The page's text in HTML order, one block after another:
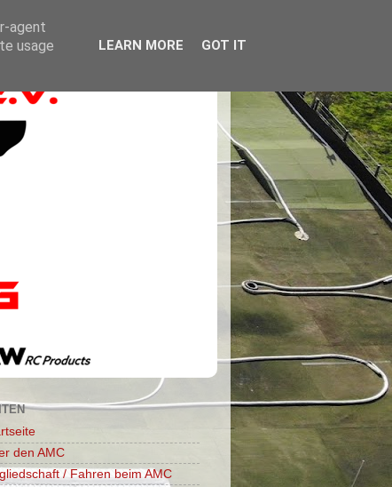
den AMC
/ Fahren beim AMC
agent
usage
LEARN MORE GOT IT